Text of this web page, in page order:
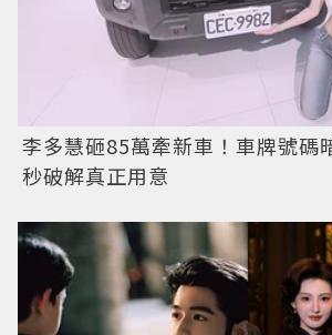
李多慧砸85萬牽新車！車牌號
秒破解真正用意